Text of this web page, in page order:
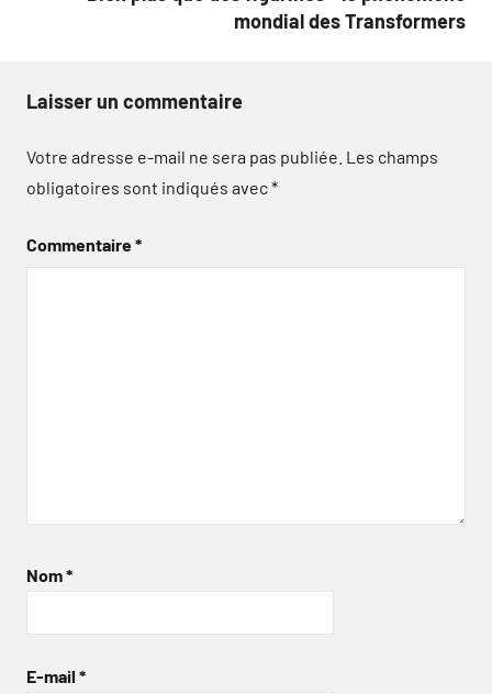
mondial des Transformers
Laisser un commentaire
Votre adresse e-mail ne sera pas publiée. Les champs
obligatoires sont indiqués avec*
Commentaire*
Nom*
E-mail *